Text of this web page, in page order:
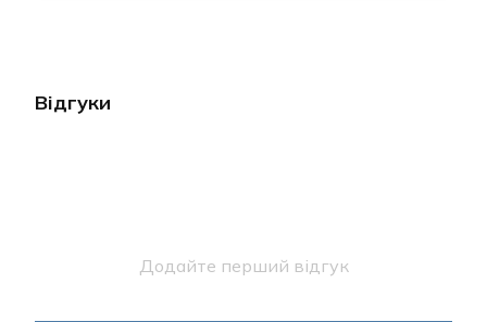
Відгуки
Додайте перший відгук